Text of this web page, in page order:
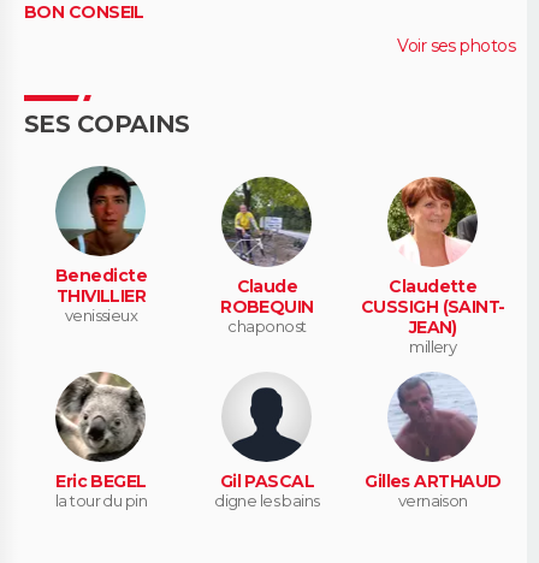
BON CONSEIL
Voir ses photos
SES COPAINS
Benedicte
THIVILLIER
venissieux
Claude
ROBEQUIN
chaponost
Claudette
CUSSIGH (SAINT-
JEAN)
millery
Eric BEGEL
la tour du pin
Gil PASCAL
digne les bains
Gilles ARTHAUD
vernaison